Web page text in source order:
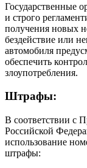
Государственные
и строго
получения новых
бездействие или
автомобиля
обеспечить
злоупотребления.
Штрафы:
В соответствии с
Российской
использование
штрафы: